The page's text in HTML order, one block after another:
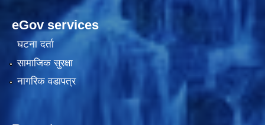
eGov services
घटना दर्ता
सामाजिक सुरक्षा
नागरिक वडापत्र